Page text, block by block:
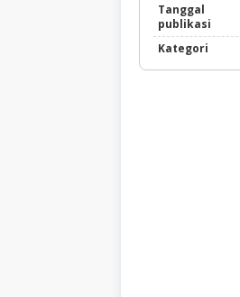
Tanggal
publikasi
Kategori